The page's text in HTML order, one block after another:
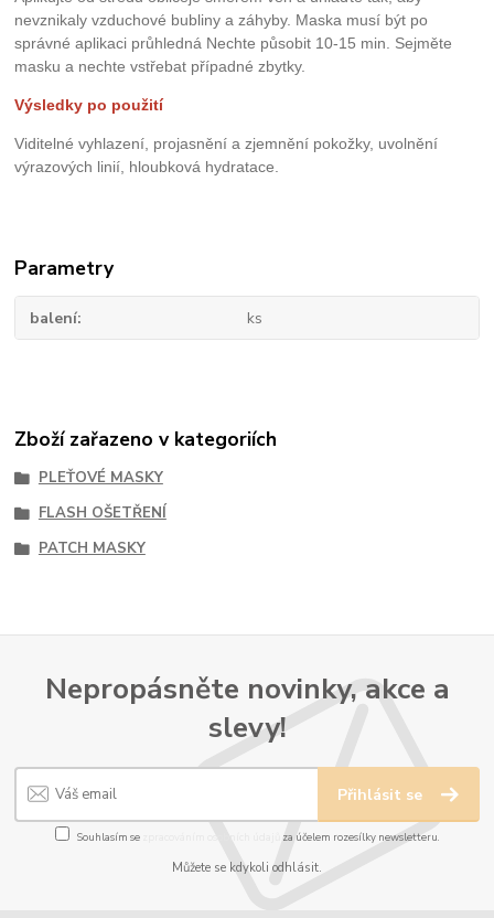
nevznikaly vzduchové bubliny a záhyby. Maska musí být po
správné aplikaci průhledná Nechte působit 10-15 min. Sejměte
masku a nechte vstřebat případné zbytky.
Výsledky po použití
Viditelné vyhlazení, projasnění a zjemnění pokožky, uvolnění
výrazových linií, hloubková hydratace.
Parametry
balení ks
Zboží zařazeno v kategoriích
PLEŤOVÉ MASKY
FLASH OŠETŘENÍ
PATCH MASKY
Nepropásněte novinky, akce a
slevy!
Přihlásit se
Souhlasím se za účelem rozesílky newsletteru.
Můžete se kdykoli odhlásit.